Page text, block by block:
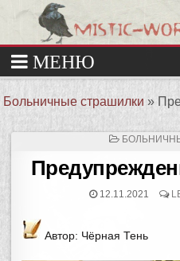
Больничные страшилки »
12.11.2021
Автор: Чёрная Тень